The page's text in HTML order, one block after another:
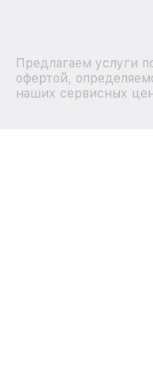
Предлагаем услуги
офертой,
наших сервисных